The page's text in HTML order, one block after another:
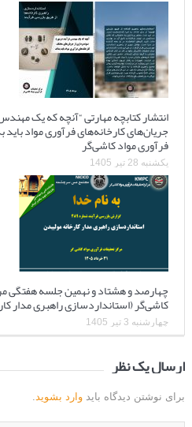
انتشار کتابچه مهارتی “آنچه که یک
جریان‌های کارخانه‌های فرآوری مواد
فرآوری مواد کاشی‌گر
یکشنبه 28 تیر 1405
چهارصد و هشتاد و نهمین جلسه هفتگی
کاشی‌گر (استانداردسازی راهبری مدار
چهارشنبه 3 تیر 1405
ارسال یک نظر
برای نوشتن دیدگاه باید وارد بشوید.